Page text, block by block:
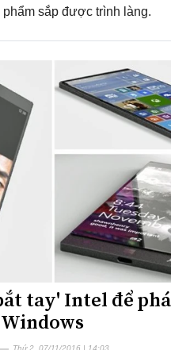
sắp được trình làng.
tay' Intel để
Thứ 2, 07/11/2016 | 14:03